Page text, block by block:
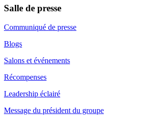
Salle de presse
Communiqué de presse
Blogs
Salons et événements
Récompenses
Leadership éclairé
Message du président du groupe